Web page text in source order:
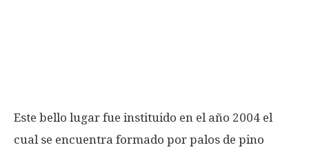
Este bello lugar fue instituido en el año 2004 el
cual se encuentra formado por palos de pino